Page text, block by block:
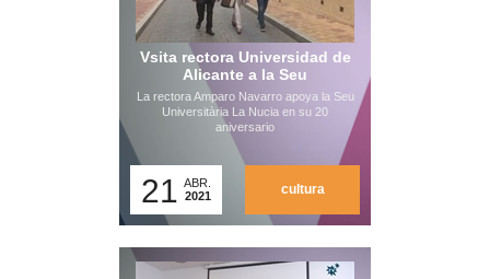
Vsita rectora Universidad de
Alicante a la Seu
La rectora Amparo Navarro apoya la Seu
Universitària La Nucia en su 20
aniversario
21 ABR.
2021
cultura